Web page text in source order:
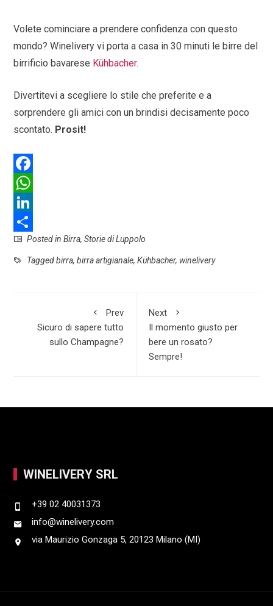
Volete cominciare a prendere confidenza con questo
mondo? Winelivery vi porta a casa in 30 minuti le birre del
birrificio bavarese Kühbacher.
Divertitevi a scegliere lo stile che preferite e a
sorprendere gli amici con un brindisi decisamente poco
scontato. Prosit!
F
a
c
e
b
W
h
a
t
L
i
n
S
h
Posted inBirra,Storie di Luppolo
Taggedbirra,birra artigianale,Kühbacher, winelivery
Prev
Sicuro di sapere tutto
sullo Champagne?
Next
Il momento giusto per
bere un rosato?
Sempre!
WINELIVERY SRL
+39 02 40031373
info@winelivery.com
via Maurizio Gonzaga 5, 20123 Milano (MI)